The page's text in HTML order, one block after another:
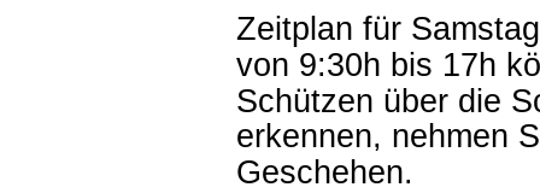
Zeitplan für
von 9:30h bis 17h
Schützen über die
erkennen, nehmen
Geschehen.